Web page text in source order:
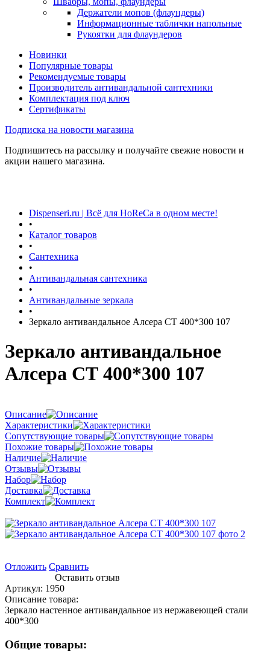
Держатели мопов (флаундеры)
Информационные таблички напольные
Рукоятки для флаундеров
Новинки
Популярные товары
Рекомендуемые товары
Производитель антивандальной сантехники
Комплектация под ключ
Сертификаты
Подписка на новости магазина
Подпишитесь на рассылку и получайте свежие новости и
акции нашего магазина.
Dispenseri.ru | Всё для HoReCa в одном месте!
•
Каталог товаров
•
Сантехника
•
Антивандальная сантехника
•
Антивандальные зеркала
•
Зеркало антивандальное Алсера СТ 400*300 107
Зеркало антивандальное
Алсера СТ 400*300 107
Описание
Характеристики
Сопутствующие товары
Похожие товары
Наличие
Отзывы
Набор
Доставка
Комплект
Отложить Сравнить
Оставить отзыв
Артикул: 1950
Описание товара:
Зеркало настенное антивандальное из нержавеющей стали
400*300
Общие товары: